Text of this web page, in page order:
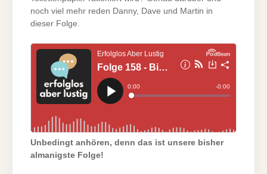
noch viel mehr reden Danny, Dave und Martin in
dieser Folge.
Unbedingt anhören, denn das ist unsere bisher
almanigste Folge!